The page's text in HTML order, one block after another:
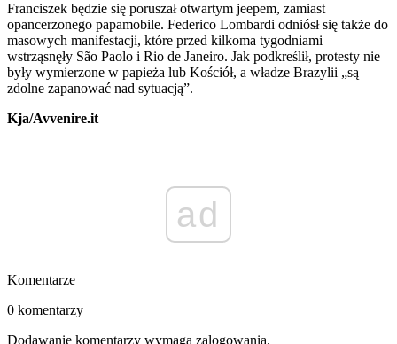
Franciszek będzie się poruszał otwartym jeepem, zamiast
opancerzonego papamobile. Federico Lombardi odniósł się także do
masowych manifestacji, które przed kilkoma tygodniami
wstrząsnęły São Paolo i Rio de Janeiro. Jak podkreślił, protesty nie
były wymierzone w papieża lub Kościół, a władze Brazylii „są
zdolne zapanować nad sytuacją”.
Kja/Avvenire.it
ad
Komentarze
0 komentarzy
Dodawanie komentarzy wymaga zalogowania.